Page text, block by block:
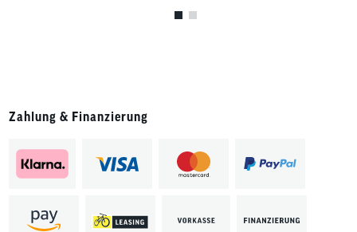
Zahlung & Finanzierung